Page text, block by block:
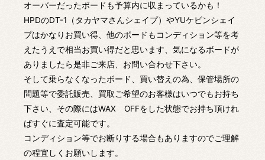
オーバーだったボードも予算内に収まっているかも！
HPDのDT-1（タカヤマさんシェイプ）やYUケビンシェイ
プはかなりお買い得、他のボードもコンディション等を考
えたうえで相当お買い得だと思います、気になるボードが
ありましたら是非ご来店、お問い合わせ下さい。
そして乗らなくなったボード、買い替えの為、保管場所の
問題等で委託販売、買取ご希望のお客様はいつでもお持ち
下さい、その際にはWAX OFFをした状態でお持ち頂けれ
ばすぐに査定可能です。
コンディション等でお断りする場合もありますのでご理解
の程宜しくお願いします。